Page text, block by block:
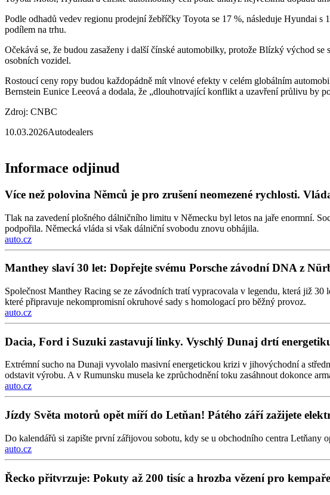
Podle odhadů vedev regionu prodejní žebříčky Toyota se 17 %, následuje Hyundai
podílem na trhu.
Očekává se, že budou zasaženy i další čínské automobilky, protože Blízký východ
osobních vozidel.
Rostoucí ceny ropy budou každopádně mít vlnové efekty v celém globálním
Bernstein Eunice Leeová a dodala, že „dlouhotrvající konflikt a uzavření průlivu by
Zdroj: CNBC
10.03.2026Autodealers
Informace odjinud
Více než polovina Němců je pro zrušení neomezené rychlosti.
Tlak na zavedení plošného dálničního limitu v Německu byl letos na jaře enormní.
podpořila. Německá vláda si však dálniční svobodu znovu obhájila.
auto.cz
Manthey slaví 30 let: Dopřejte svému Porsche závodní DNA z
Společnost Manthey Racing se ze závodních tratí vypracovala v legendu, která již
které připravuje nekompromisní okruhové sady s homologací pro běžný provoz.
auto.cz
Dacia, Ford i Suzuki zastavují linky. Vyschlý Dunaj drtí
Extrémní sucho na Dunaji vyvolalo masivní energetickou krizi v jihovýchodní a
odstavit výrobu. A v Rumunsku musela ke zprůchodnění toku zasáhnout dokonce
auto.cz
Jízdy Světa motorů opět míří do Letňan! Pátého září zažijete
Do kalendářů si zapište první zářijovou sobotu, kdy se u obchodního centra Letňany
auto.cz
Řecko přitvrzuje: Pokuty až 200 tisíc a hrozba vězení pro kempaře